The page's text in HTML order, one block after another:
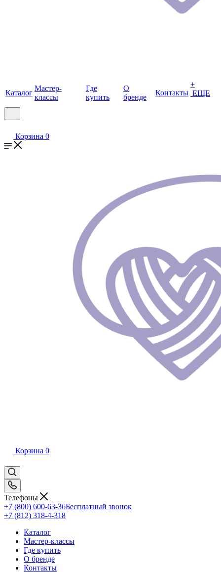
Каталог
Мастер-
классы
Где
купить
О
бренде
Контакты
+
ЕЩЕ
Корзина 0
Корзина 0
Телефоны
+7 (800) 600-63-36Бесплатный звонок
+7 (812) 318-4-318
Каталог
Мастер-классы
Где купить
О бренде
Контакты